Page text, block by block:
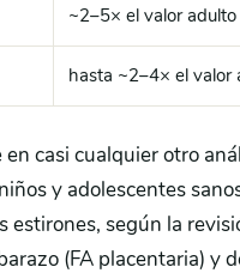
~2–5× el valor
hasta ~2–4× el valor
casi cualquier otro
y adolescentes
estirones, según la
(FA placentaria) y